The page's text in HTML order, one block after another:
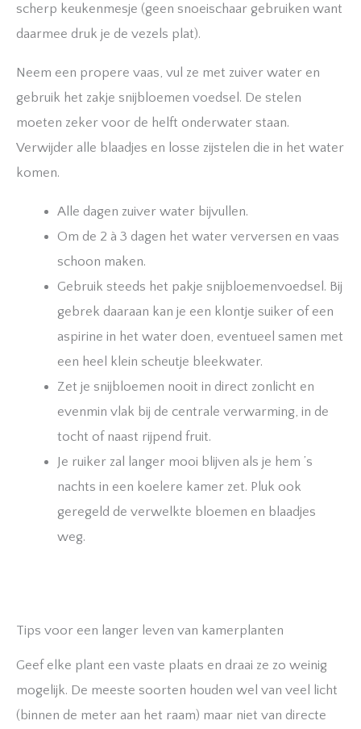
scherp keukenmesje (geen snoeischaar gebruiken want
daarmee druk je de vezels plat).
Neem een propere vaas, vul ze met zuiver water en
gebruik het zakje snijbloemen voedsel. De stelen
moeten zeker voor de helft onderwater staan.
Verwijder alle blaadjes en losse zijstelen die in het water
komen.
Alle dagen zuiver water bijvullen.
Om de 2 à 3 dagen het water verversen en vaas
schoon maken.
Gebruik steeds het pakje snijbloemenvoedsel. Bij
gebrek daaraan kan je een klontje suiker of een
aspirine in het water doen, eventueel samen met
een heel klein scheutje bleekwater.
Zet je snijbloemen nooit in direct zonlicht en
evenmin vlak bij de centrale verwarming, in de
tocht of naast rijpend fruit.
Je ruiker zal langer mooi blijven als je hem ’s
nachts in een koelere kamer zet. Pluk ook
geregeld de verwelkte bloemen en blaadjes
weg.
Tips voor een langer leven van kamerplanten
Geef elke plant een vaste plaats en draai ze zo weinig
mogelijk. De meeste soorten houden wel van veel licht
(binnen de meter aan het raam) maar niet van directe